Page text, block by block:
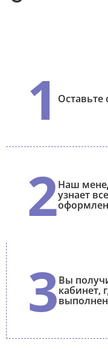
1 Оставьте
2Наш
узнает
3Вы
кабинет,